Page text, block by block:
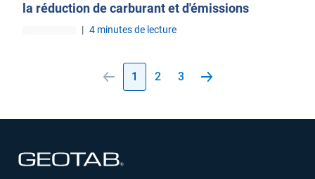
la réduction de carburant et d'émissions
| 4 minutes de lecture
1 2 3